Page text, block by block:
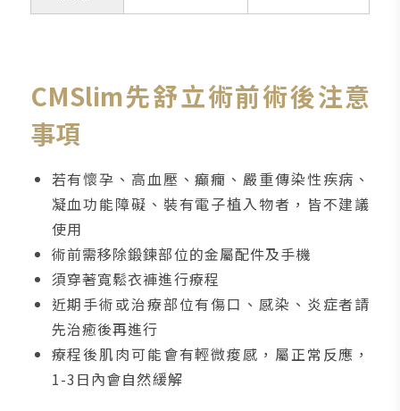
CMSlim先舒立術前術後注意
事項
若有懷孕、高血壓、癲癇、嚴重傳染性疾病、
凝血功能障礙、裝有電子植入物者，皆不建議
使用
術前需移除鍛鍊部位的金屬配件及手機
須穿著寬鬆衣褲進行療程
近期手術或治療部位有傷口、感染、炎症者請
先治癒後再進行
療程後肌肉可能會有輕微痠感，屬正常反應，
1-3日內會自然緩解